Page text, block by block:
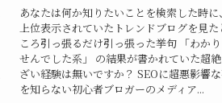
あなたは何か知りたいことを検索した時に、
上位表示されていたトレンドブログを見た
ころ引っ張るだけ引っ張った挙句 「わか
せんでした系」 の結果が書かれていた超絶
ざい経験は無いですか？ SEOに超悪影響
を知らない初心者ブロガーのメディア...